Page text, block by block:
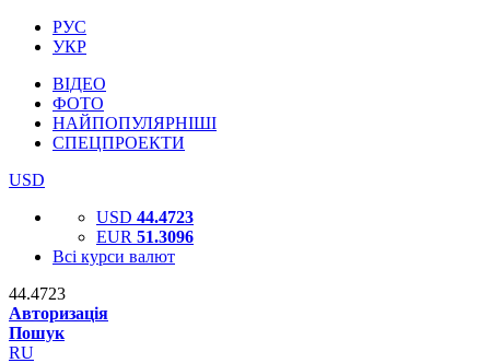
РУС
УКР
ВІДЕО
ФОТО
НАЙПОПУЛЯРНІШІ
СПЕЦПРОЕКТИ
USD
USD 44.4723
EUR 51.3096
Всі курси валют
44.4723
Авторизація
Пошук
RU